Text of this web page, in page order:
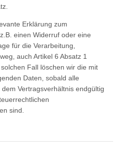
Erklärung zum
einen Widerruf oder eine
für die Verarbeitung,
auch Artikel 6 Absatz 1
Fall löschen wir die mit
Daten, sobald alle
Vertragsverhältnis endgültig
sind.